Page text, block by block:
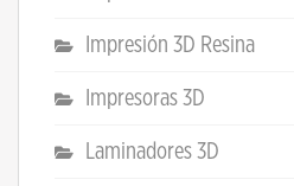
Impresión 3D Resina
Impresoras 3D
Laminadores 3D